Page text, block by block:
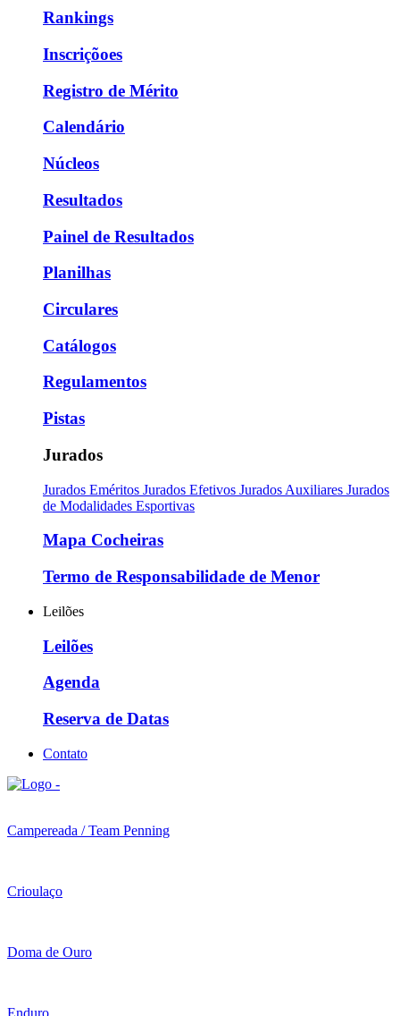
Rankings
Inscriçõoes
Registro de Mérito
Calendário
Núcleos
Resultados
Painel de Resultados
Planilhas
Circulares
Catálogos
Regulamentos
Pistas
Jurados
Jurados Eméritos Jurados Efetivos Jurados Auxiliares Jurados
de Modalidades Esportivas
Mapa Cocheiras
Termo de Responsabilidade de Menor
Leilões
Leilões
Agenda
Reserva de Datas
Contato
Campereada / Team Penning
Crioulaço
Doma de Ouro
Enduro